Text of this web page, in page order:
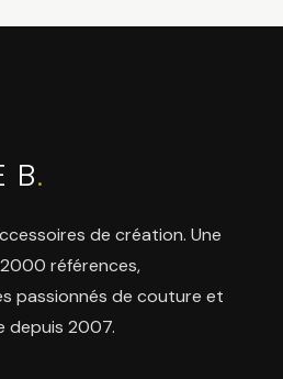
B.
de création. Une
références,
passionnés de couture et
depuis 2007.